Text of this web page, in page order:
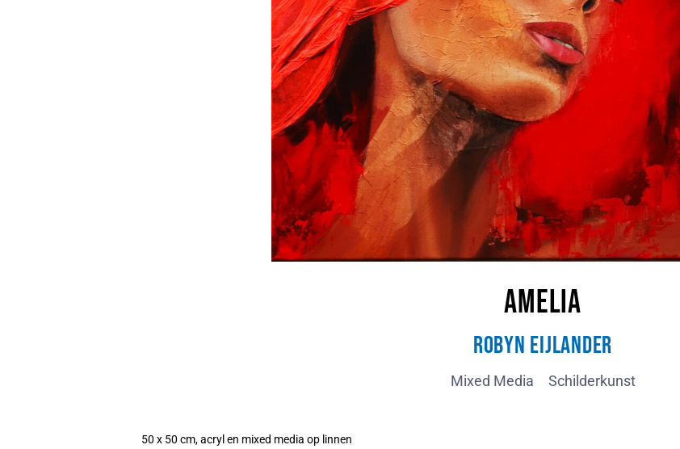
Amelia
Robyn Eijlander
Mixed Media Schilderkunst
50 x 50 cm, acryl en mixed media op linnen